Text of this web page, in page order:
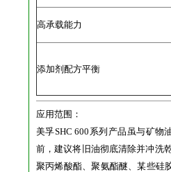
高承载能力
添加剂配方平衡
应用范围：
美孚SHC 600系列产品虽与矿物
前，建议将旧油彻底清除并冲洗
聚丙烯酸酯、聚氨酯醚、某些硅